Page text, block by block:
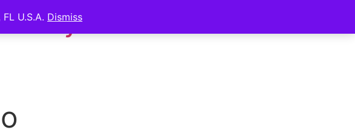
U.S.A. Dismiss